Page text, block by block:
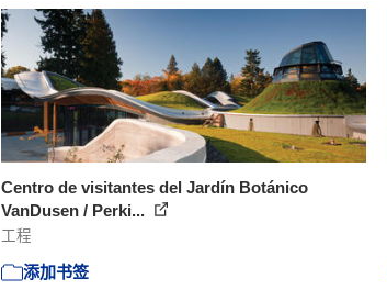
Centro de visitantes del Jardín Botánico
VanDusen / Perki...
工程
添加书签